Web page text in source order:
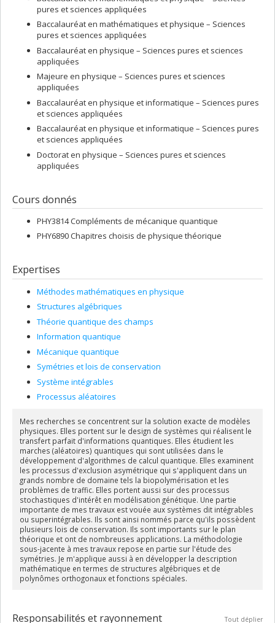
pures et sciences appliquées
Baccalauréat en mathématiques et physique – Sciences
pures et sciences appliquées
Baccalauréat en physique – Sciences pures et sciences
appliquées
Majeure en physique – Sciences pures et sciences
appliquées
Baccalauréat en physique et informatique – Sciences pures
et sciences appliquées
Baccalauréat en physique et informatique – Sciences pures
et sciences appliquées
Doctorat en physique – Sciences pures et sciences
appliquées
Cours donnés
PHY3814 Compléments de mécanique quantique
PHY6890 Chapitres choisis de physique théorique
Expertises
Méthodes mathématiques en physique
Structures algébriques
Théorie quantique des champs
Information quantique
Mécanique quantique
Symétries et lois de conservation
Système intégrables
Processus aléatoires
Mes recherches se concentrent sur la solution exacte de modèles
physiques. Elles portent sur le design de systèmes qui réalisent le
transfert parfait d'informations quantiques. Elles étudient les
marches (aléatoires) quantiques qui sont utilisées dans le
développement d'algorithmes de calcul quantique. Elles examinent
les processus d'exclusion asymétrique qui s'appliquent dans un
grands nombre de domaine tels la biopolymérisation et les
problèmes de traffic. Elles portent aussi sur des processus
stochastiques d'intérêt en modélisation génétique. Une partie
importante de mes travaux est vouée aux systèmes dit intégrables
ou superintégrables. Ils sont ainsi nommés parce qu'ils possèdent
plusieurs lois de conservation. Ils sont importants sur le plan
théorique et ont de nombreuses applications. La méthodologie
sous-jacente à mes travaux repose en partie sur l'étude des
symétries. Je m'applique aussi à en développer la description
mathématique en termes de structures algébriques et de
polynômes orthogonaux et fonctions spéciales.
Responsabilités et rayonnement Tout déplier